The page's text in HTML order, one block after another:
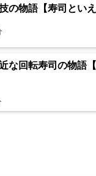
の物語【寿司とい
な回転寿司の物語